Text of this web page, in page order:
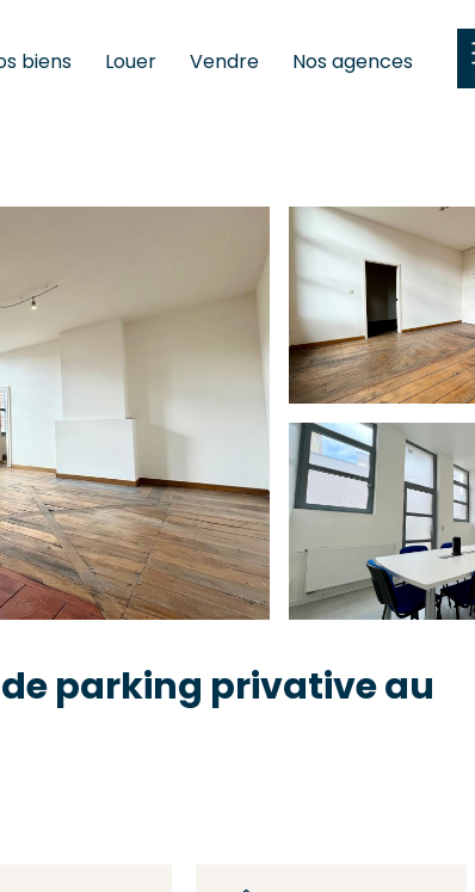
biens Louer Vendre Nos agences
de parking privative au